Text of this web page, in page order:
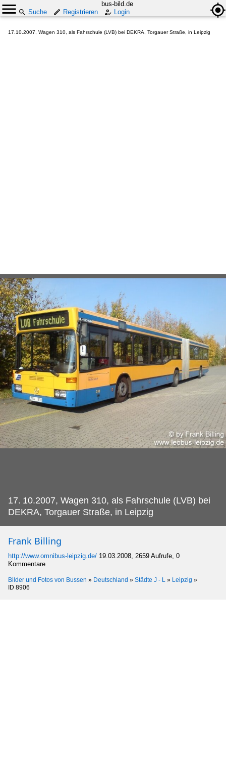
bus-bild.de
Suche
Registrieren Login
17.10.2007, Wagen 310, als Fahrschule (LVB) bei DEKRA, Torgauer Straße, in Leipzig
17. 10.2007, Wagen 310, als Fahrschule (LVB) bei
DEKRA, Torgauer Straße, in Leipzig
Frank Billing
http://www.omnibus-leipzig.de/ 19.03.2008, 2659 Aufrufe, 0
Kommentare
Bilder und Fotos von Bussen » Deutschland » Städte J - L » Leipzig »
ID 8906